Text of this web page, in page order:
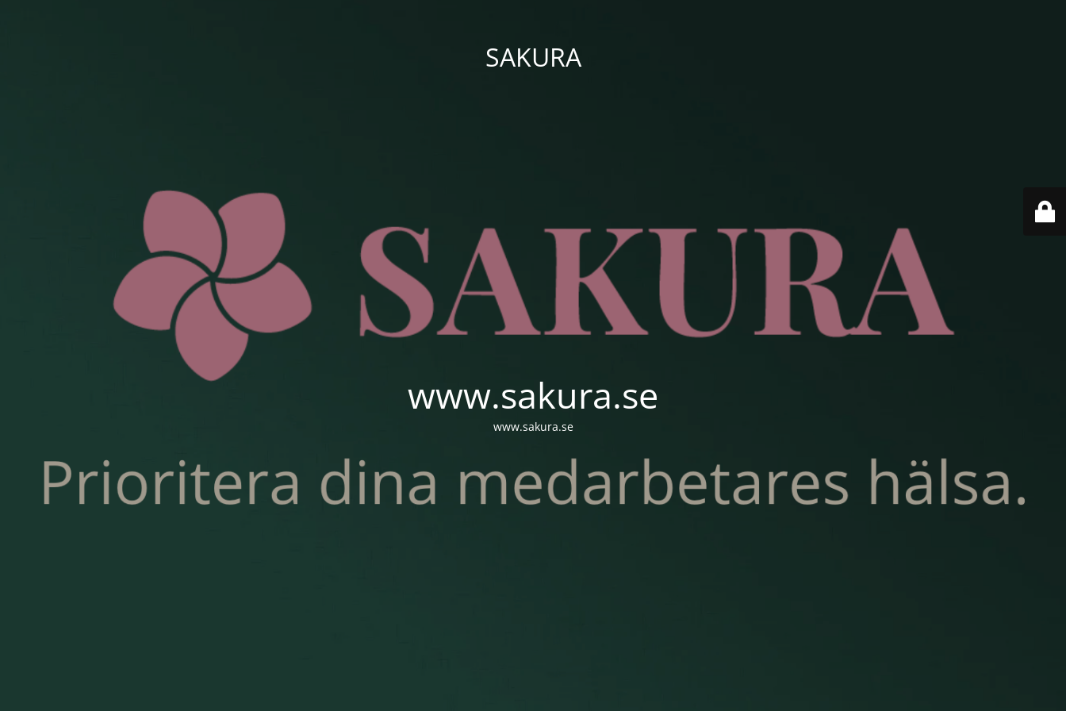
SAKURA
www.sakura.se
www.sakura.se